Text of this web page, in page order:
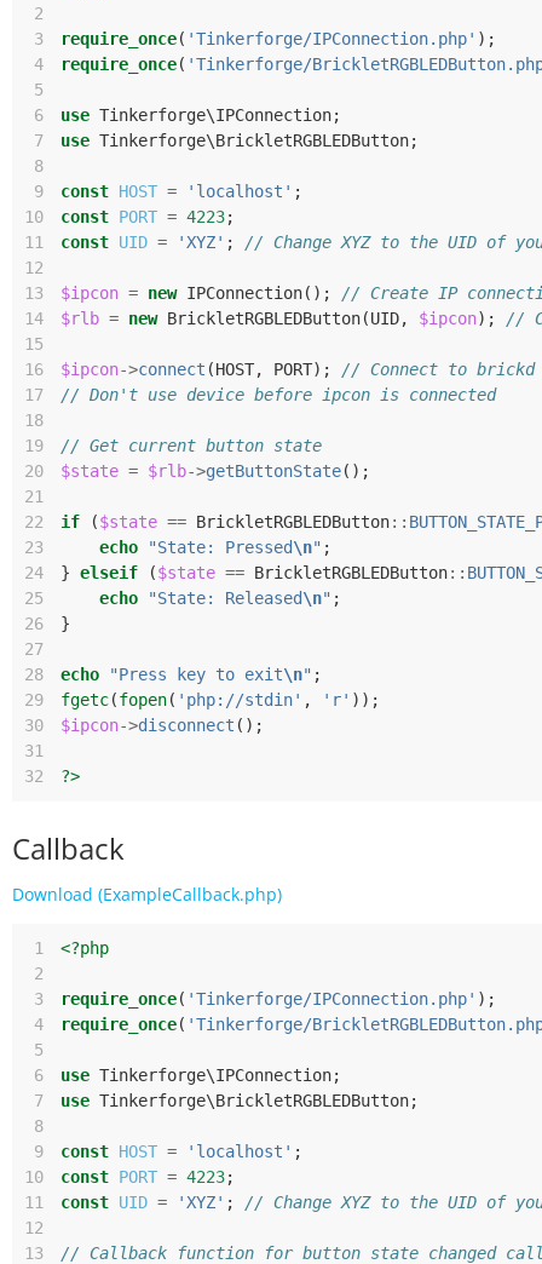
2
3
require_once( 'Tinkerforge/IPConnection.php' );
4
require_once( 'Tinkerforge/
5
6
use Tinkerforge\IPConnection;
7
use Tinkerforge\BrickletRGBLEDButton;
8
9
const HOST = 'localhost' ;
10
const PORT = 4223;
11
const UID = 'XYZ' ;
// Change XYZ to the UID of
12
13
$ipcon = new IPConnection();
// Create IP
14
$rlb = new BrickletRGBLEDButton(UID, $ipcon);
//
15
16
$ipcon->connect (HOST, PORT);
// Connect to brickd
17
// Don't use device before ipcon is connected
18
19
// Get current button state
20
$state = $rlb->getButtonState();
21
22
if ($state == BrickletRGBLEDButton::
23
echo "State: Pressed\n" ;
24
} elseif ($state == BrickletRGBLEDButton::
25
echo "State: Released\n" ;
26
}
27
28
echo "Press key to exit\n" ;
29
fgetc(fopen( 'php://stdin' , 'r' ));
30
$ipcon->disconnect ();
31
32
?>
Callback
Download (ExampleCallback.php)
1
<?php
2
3
require_once( 'Tinkerforge/IPConnection.php' );
4
require_once( 'Tinkerforge/
5
6
use Tinkerforge\IPConnection;
7
use Tinkerforge\BrickletRGBLEDButton;
8
9
const HOST = 'localhost' ;
10
const PORT = 4223;
11
const UID = 'XYZ' ;
// Change XYZ to the UID of
12
13
// Callback function for button state changed